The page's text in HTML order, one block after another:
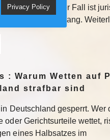
belangen. Der Fall ist
ungewissem Ausgang.
: Warum Wetten auf
strafbar sind
Deutschland gesperrt. Wer
oder Gerichtsurteile wettet,
eines Halbsatzes im
Privacy Policy